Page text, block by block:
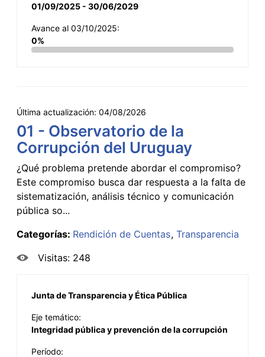
01/09/2025 - 30/06/2029
Avance al 03/10/2025:
0%
Última actualización: 04/08/2026
01 - Observatorio de la
Corrupción del Uruguay
¿Qué problema pretende abordar el compromiso?
Este compromiso busca dar respuesta a la falta de
sistematización, análisis técnico y comunicación
pública so...
Categorías: Rendición de Cuentas Transparencia
Visitas: 248
Junta de Transparencia y Ética Pública
Eje temático:
Integridad pública y prevención de la corrupción
Período: